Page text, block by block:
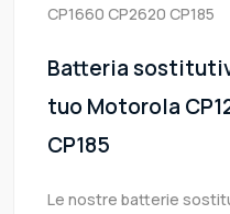
CP1660 CP2620 CP185
Batteria
tuo Motorola
CP185
Le nostre batterie